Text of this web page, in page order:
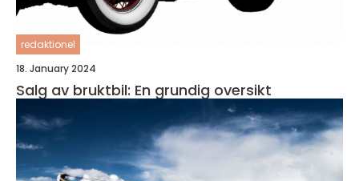
redaktionel
18. January 2024
Salg av bruktbil: En grundig oversikt